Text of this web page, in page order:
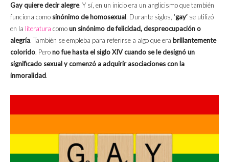
Gay quiere decir alegre. Y sí, en un inicio era un anglicismo que también
funciona como sinónimo de homosexual. Durante siglos, ‘gay’ se utilizó
en la literatura comoun sinónimo de felicidad, despreocupación o
alegría. También se empleba para referirse a algo que era brillantemente
colorido. Perono fue hasta el siglo XIV cuando se le designó un
significado sexual y comenzó a adquirir asociaciones con la
inmoralidad.